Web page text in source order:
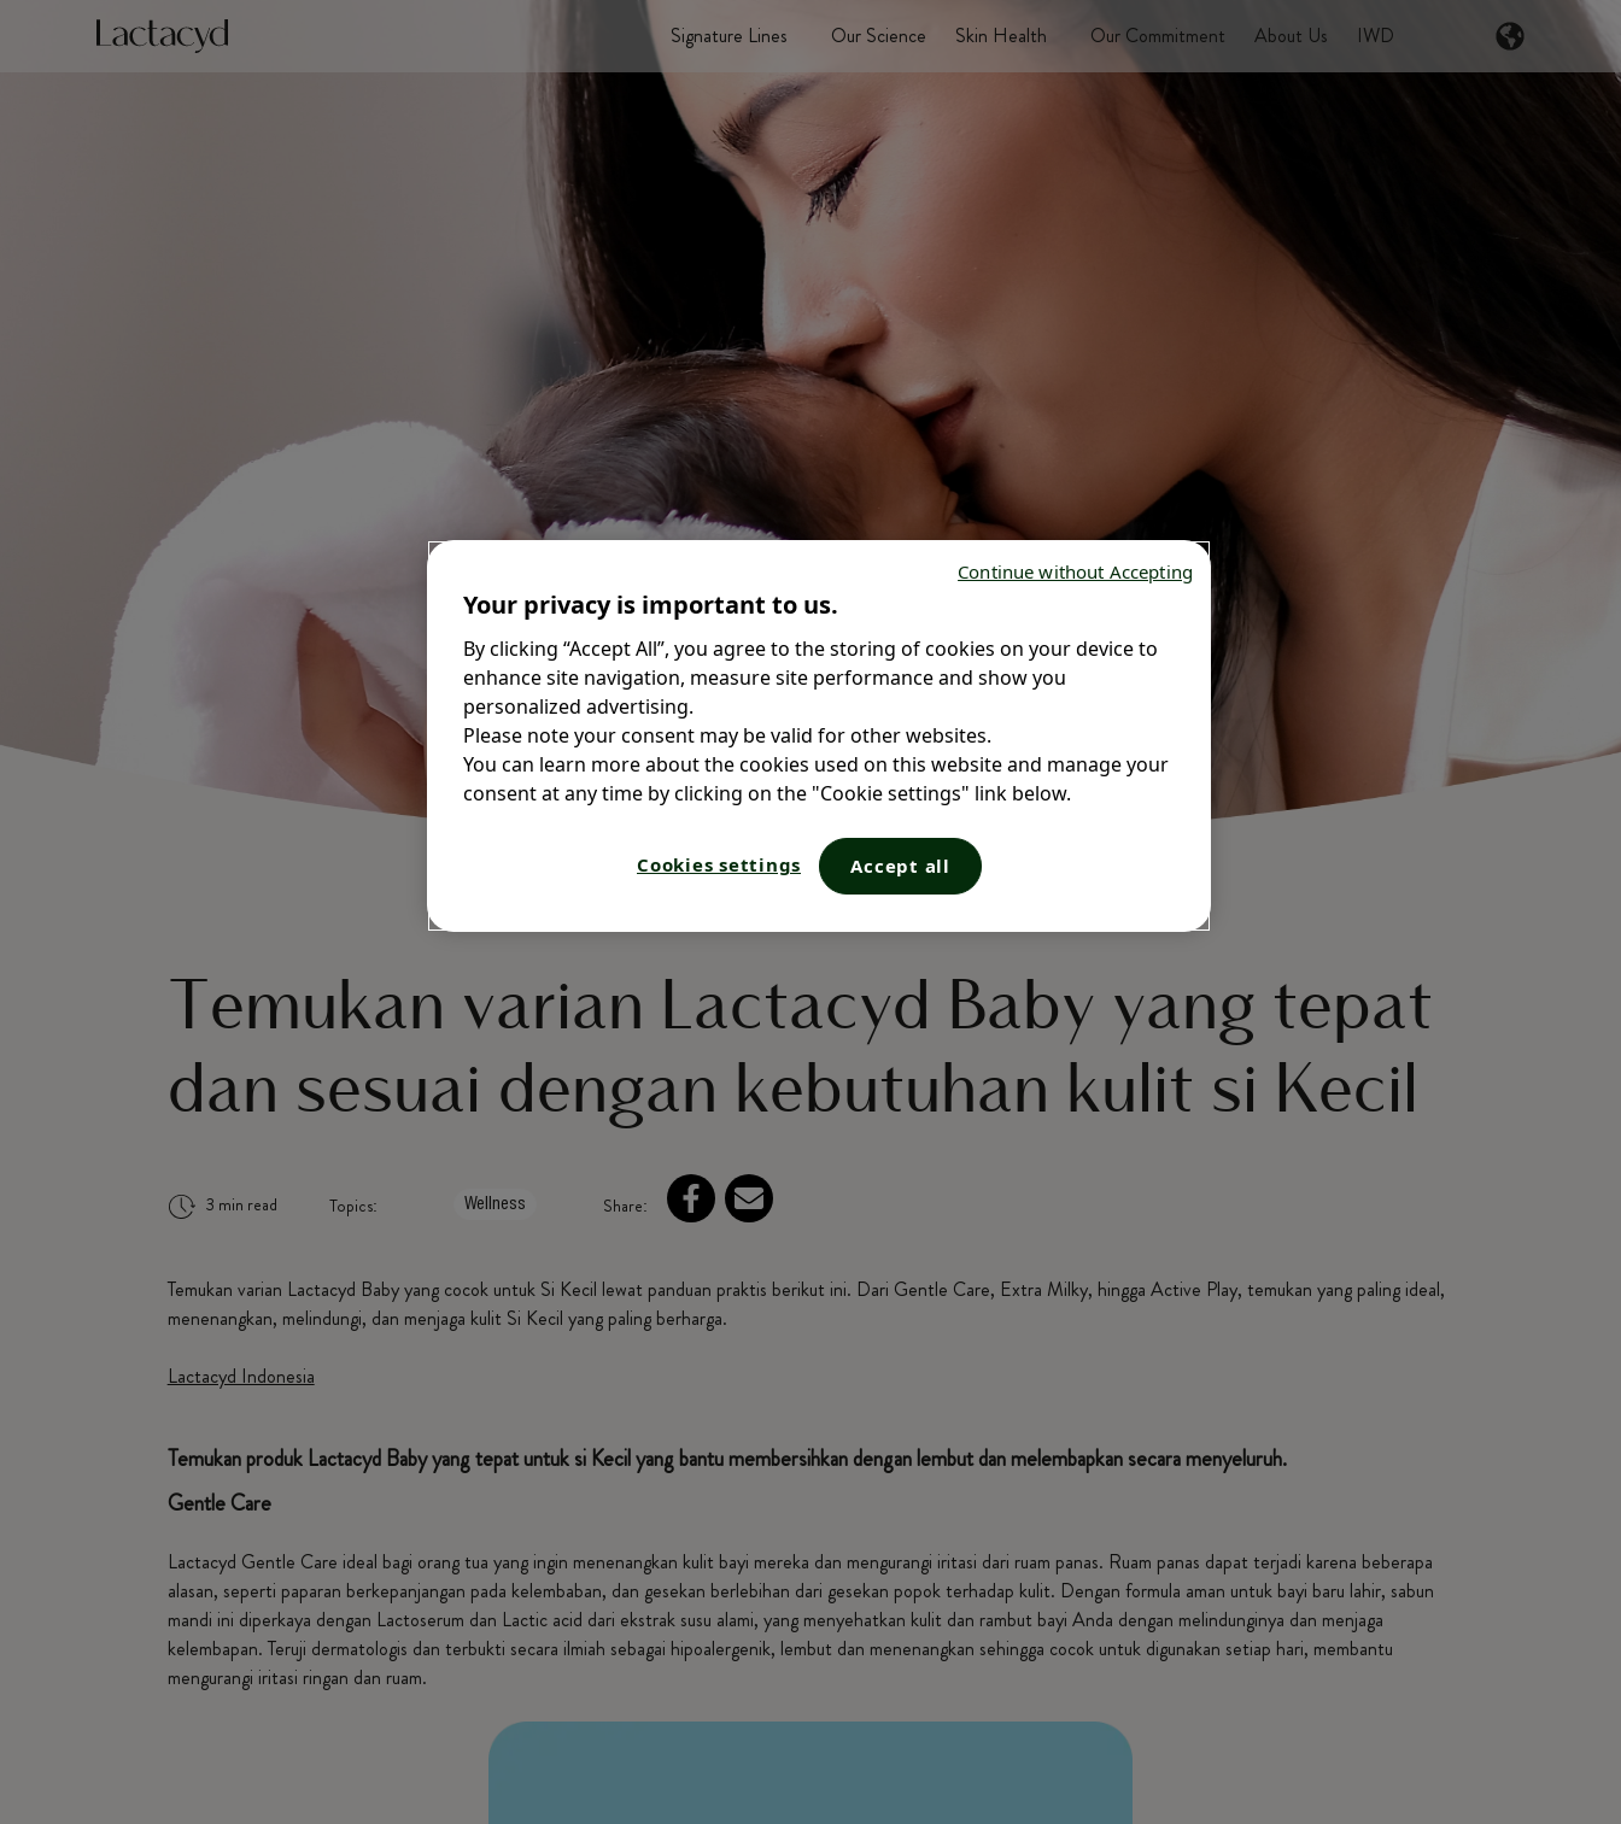
Signature Lines Our Science Skin Health Our Commitment About Us IWD
Temukan varian Lactacyd Baby yang tepat
dan sesuai dengan kebutuhan kulit si Kecil
3 min read Topics: Wellness Share:
Temukan varian Lactacyd Baby yang cocok untuk Si Kecil lewat panduan praktis berikut ini. Dari Gentle Care, Extra Milky, hingga Active Play, temukan yang paling ideal,
menenangkan, melindungi, dan menjaga kulit Si Kecil yang paling berharga.
Lactacyd Indonesia
Temukan produk Lactacyd Baby yang tepat untuk si Kecil yang bantu membersihkan dengan lembut dan melembapkan secara menyeluruh.
Gentle Care
Lactacyd Gentle Care ideal bagi orang tua yang ingin menenangkan kulit bayi mereka dan mengurangi iritasi dari ruam panas. Ruam panas dapat terjadi karena beberapa
alasan, seperti paparan berkepanjangan pada kelembaban, dan gesekan berlebihan dari gesekan popok terhadap kulit. Dengan formula aman untuk bayi baru lahir, sabun
mandi ini diperkaya dengan Lactoserum dan Lactic acid dari ekstrak susu alami, yang menyehatkan kulit dan rambut bayi Anda dengan melindunginya dan menjaga
kelembapan. Teruji dermatologis dan terbukti secara ilmiah sebagai hipoalergenik, lembut dan menenangkan sehingga cocok untuk digunakan setiap hari, membantu
mengurangi iritasi ringan dan ruam.
Your privacy is important to us.
By clicking “Accept All”, you agree to the storing of cookies on your device to
enhance site navigation, measure site performance and show you
personalized advertising.
Please note your consent may be valid for other websites.
You can learn more about the cookies used on this website and manage your
consent at any time by clicking on the "Cookie settings" link below.
Cookies settings Accept all
Continue without Accepting